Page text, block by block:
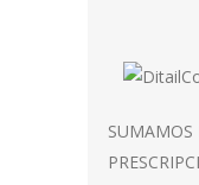
SUMAMOS